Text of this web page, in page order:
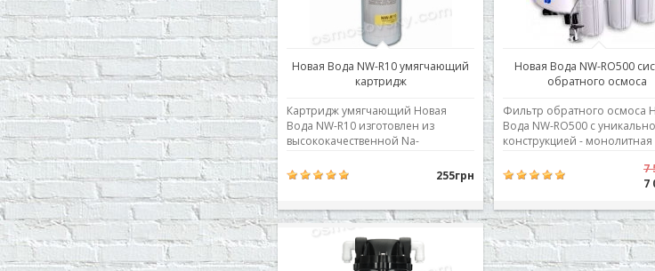
Новая Вода NW-R10 умягчающий
картридж
Картридж умягчающий Новая
Вода NW-R10 изготовлен из
высококачественной Na-
соли жесткости и растворенное
степень умягчения зависят от
исходной воде. Степень
умягчения изменяется в процес..
255грн
Новая Вода NW-RO500
обратного осмоса
Фильтр обратного осмоса
Вода NW-RO500 с
конструкцией - монолитная
Головы колб отлиты вместе
монтажным кронштейном.
соединений, повышает
надежность и уменьшает
габариты системы.
Предварительную ..
7
7